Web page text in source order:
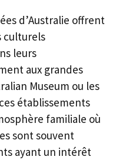
d’Australie offrent
culturels
leurs
aux grandes
Museum ou les
établissements
familiale où
sont souvent
ayant un intérêt